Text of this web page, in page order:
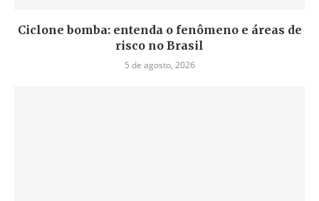
Ciclone bomba: entenda o fenômeno e áreas de
risco no Brasil
5 de agosto, 2026